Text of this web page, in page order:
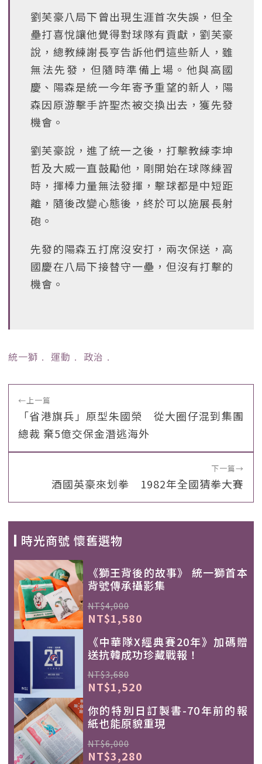
劉芙豪八局下曾出現生涯首次失誤，但全
壘打喜悅讓他覺得對球隊有貢獻，劉芙豪
說，總教練謝長亨告訴他們這些新人，雖
無法先發，但隨時準備上場。他與高國
慶、陽森是統一今年寄予重望的新人，陽
森因原游擊手許聖杰被交換出去，獲先發
機會。
劉芙豪說，進了統一之後，打擊教練李坤
哲及大威一直鼓勵他，剛開始在球隊練習
時，揮棒力量無法發揮，擊球都是中短距
離，隨後改變心態後，終於可以施展長射
砲。
先發的陽森五打席沒安打，兩次保送，高
國慶在八局下接替守一壘，但沒有打擊的
機會。
統一獅 ﹒ 運動 ﹒ 政治 ﹒
←上一篇
「省港旗兵」原型朱國榮 從大圈仔混到集團
總裁 棄5億交保金潛逃海外
下一篇→
酒國英豪來划拳 1982年全國猜拳大賽
時光商號 懷舊選物
《獅王背後的故事》 統一獅首本
背號傳承攝影集
NT$4,000
NT$1,580
《中華隊X經典賽20年》加碼贈
送抗韓成功珍藏戰報！
NT$3,680
NT$1,520
你的特別日訂製書-70年前的報
紙也能原貌重現
NT$6,000
NT$3,280